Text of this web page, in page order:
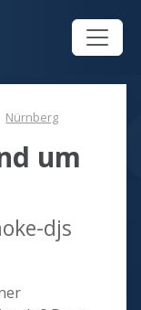
Nürnberg
um
djs